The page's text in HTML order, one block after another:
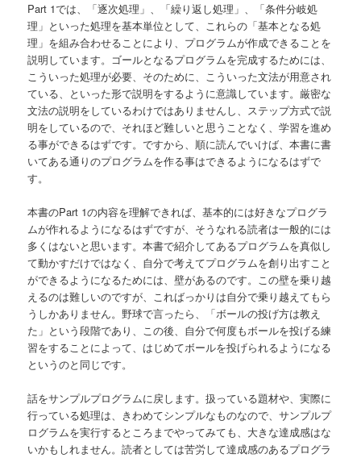
Part 1では、「逐次処理」、「繰り返し処理」、「条件分岐処
理」といった処理を基本単位として、これらの「基本となる処
理」を組み合わせることにより、プログラムが作成できることを
説明しています。ゴールとなるプログラムを完成するためには、
こういった処理が必要、そのために、こういった文法が用意され
ている、といった形で説明をするように意識しています。厳密な
文法の説明をしているわけではありませんし、ステップ方式で説
明をしているので、それほど難しいと思うことなく、学習を進め
る事ができるはずです。ですから、順に読んでいけば、本書に書
いてある通りのプログラムを作る事はできるようになるはずで
す。
本書のPart 1の内容を理解できれば、基本的には好きなプログラ
ムが作れるようになるはずですが、そうなれる読者は一般的には
多くはないと思います。本書で紹介してあるプログラムを真似し
て動かすだけではなく、自分で考えてプログラムを創り出すこと
ができるようになるためには、壁があるのです。この壁を乗り越
えるのは難しいのですが、こればっかりは自分で乗り越えてもら
うしかありません。野球で言ったら、「ボールの投げ方は教え
た」という段階であり、この後、自分で何度もボールを投げる練
習をすることによって、はじめてボールを投げられるようになる
というのと同じです。
話をサンプルプログラムに戻します。扱っている題材や、実際に
行っている処理は、きわめてシンプルなものなので、サンプルプ
ログラムを実行するところまでやってみても、大きな達成感はな
いかもしれません。読者としては苦労して達成感のあるプログラ